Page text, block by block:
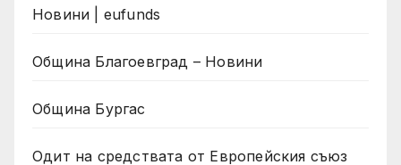
Новини | eufunds
Община Благоевград – Новини
Община Бургас
Одит на средствата от Европейския съюз